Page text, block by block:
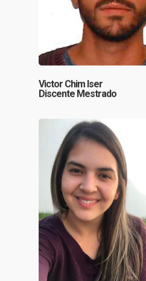
Victor Chim Iser
Discente Mestrado